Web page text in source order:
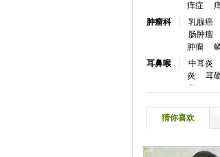
痒症
肿瘤科
乳腺癌
肠肿瘤
肿瘤
耳鼻喉
中耳炎
炎
耳
炎
眼科
白内障
炎
角
心血管
冠心病
猜你喜欢